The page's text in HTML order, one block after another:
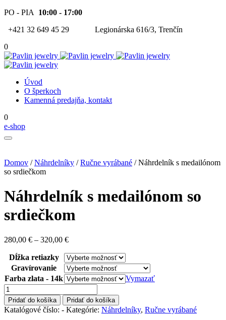
PO - PIA 10:00 - 17:00
+421 32 649 45 29
Legionárska 616/3, Trenčín
0
Úvod
O šperkoch
Kamenná predajňa, kontakt
0
e-shop
Domov /Náhrdelníky /Ručne vyrábané / Náhrdelník s medailónom
so srdiečkom
Náhrdelník s medailónom so
srdiečkom
280,00 € – 320,00 €
Dĺžka retiazky
Gravírovanie
Farba zlata - 14k
Vymazať
množstvo
Náhrdelník
s
medailónom
Pridať do košíka Pridať do košíka
Katalógové číslo: - Kategórie: Náhrdelníky, Ručne vyrábané